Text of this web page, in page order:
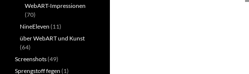
WebART-Impressionen
(70)
NineEleven (11)
über WebART und Kunst
(64)
Screenshots(49)
Sprengstoff fegen (1)